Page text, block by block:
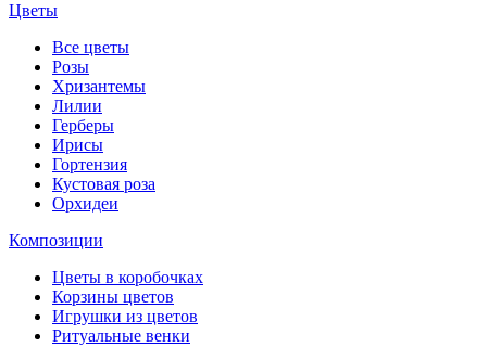
Цветы
Все цветы
Розы
Хризантемы
Лилии
Герберы
Ирисы
Гортензия
Кустовая роза
Орхидеи
Композиции
Цветы в коробочках
Корзины цветов
Игрушки из цветов
Ритуальные венки